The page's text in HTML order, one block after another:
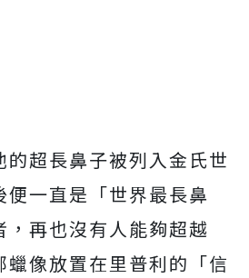
的超長鼻子被列入金氏世
便一直是「世界最長鼻
，再也沒有人能夠超越
像放置在里普利的「信